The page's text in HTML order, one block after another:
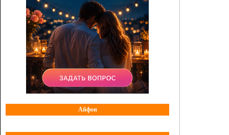
Айфон